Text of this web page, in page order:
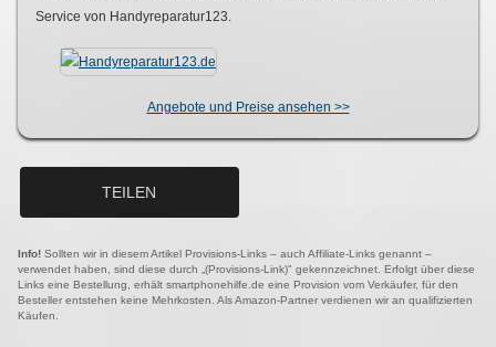
Service von Handyreparatur123.
Angebote und Preise ansehen >>
TEILEN
Info! Sollten wir in diesem Artikel Provisions-Links – auch Affiliate-Links genannt –
verwendet haben, sind diese durch „(Provisions-Link)" gekennzeichnet. Erfolgt über diese
Links eine Bestellung, erhält smartphonehilfe.de eine Provision vom Verkäufer, für den
Besteller entstehen keine Mehrkosten. Als Amazon-Partner verdienen wir an qualifizierten
Käufen.